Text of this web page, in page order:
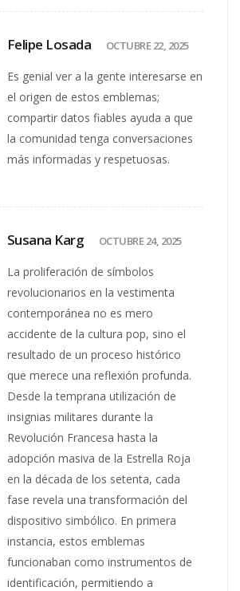
Felipe Losada OCTUBRE 22, 2025
Es genial ver a la gente interesarse en
el origen de estos emblemas;
compartir datos fiables ayuda a que
la comunidad tenga conversaciones
más informadas y respetuosas.
Susana Karg OCTUBRE 24, 2025
La proliferación de símbolos
revolucionarios en la vestimenta
contemporánea no es mero
accidente de la cultura pop, sino el
resultado de un proceso histórico
que merece una reflexión profunda.
Desde la temprana utilización de
insignias militares durante la
Revolución Francesa hasta la
adopción masiva de la Estrella Roja
en la década de los setenta, cada
fase revela una transformación del
dispositivo simbólico. En primera
instancia, estos emblemas
funcionaban como instrumentos de
identificación, permitiendo a